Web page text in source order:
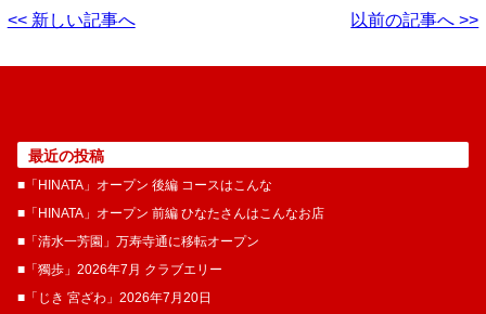
<< 新しい記事へ 以前の記事へ >>
最近の投稿
■「HINATA」オープン 後編 コースはこんな
■「HINATA」オープン 前編 ひなたさんはこんなお店
■「清水一芳園」万寿寺通に移転オープン
■「獨歩」2026年7月 クラブエリー
■「じき 宮ざわ」2026年7月20日